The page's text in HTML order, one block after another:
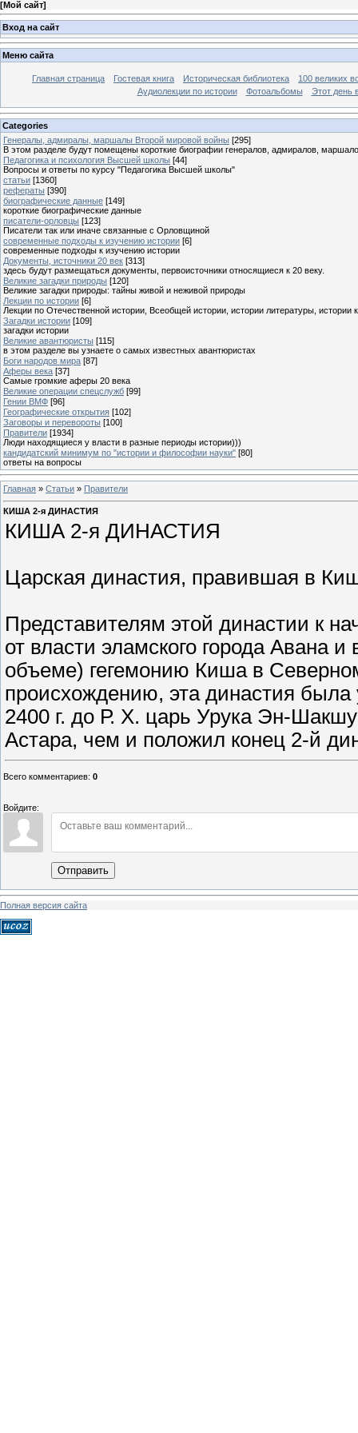
[Мой сайт]
Вход на сайт
Меню сайта
Главная страница Гостевая книга Историческая библиотека
100 великих
Аудиолекции по истории
Фотоальбомы Этот день
Categories
Генералы, адмиралы, маршалы Второй мировой войны [295]
В этом разделе будут помещены короткие биографии генералов, адмиралов,
Педагогика и психология Высшей школы [44]
Вопросы и ответы по курсу "Педагогика Высшей школы"
статьи [1360]
рефераты [390]
биографические данные [149]
короткие биографические данные
писатели-орловцы [123]
Писатели так или иначе связанные с Орловщиной
современные подходы к изучению истории [6]
современные подходы к изучению истории
Документы, источники 20 век [313]
здесь будут размещаться документы, первоисточники относящиеся к 20 веку.
Великие загадки природы [120]
Великие загадки природы: тайны живой и неживой природы
Лекции по истории [6]
Лекции по Отечественной истории, Всеобщей истории, истории литературы, истории
Загадки истории [109]
загадки истории
Великие авантюристы [115]
в этом разделе вы узнаете о самых известных авантюристах
Боги народов мира [87]
Аферы века [37]
Самые громкие аферы 20 века
Великие операции спецслужб [99]
Гении ВМФ [96]
Географические открытия [102]
Заговоры и перевороты [100]
Правители [1934]
Люди находящиеся у власти в разные периоды истории)))
кандидатский минимум по "истории и философии науки" [80]
ответы на вопросы
Главная » Статьи » Правители
КИША 2-я ДИНАСТИЯ
КИША 2-я ДИНАСТИЯ
Царская династия, правившая в
Представителям этой династии к
от власти эламского города Авана
объеме) гегемонию Киша в
происхождению, эта династия
2400 г. до Р. Х. царь Урука Эн-
Астара, чем и положил конец 2-й
Всего комментариев: 0
Войдите:
Отправить
Полная версия сайта